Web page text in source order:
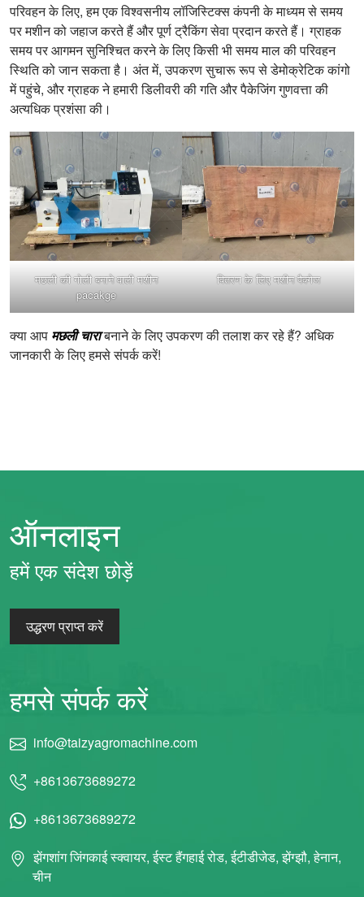
परिवहन के लिए, हम एक विश्वसनीय लॉजिस्टिक्स कंपनी के माध्यम से समय
पर मशीन को जहाज करते हैं और पूर्ण ट्रैकिंग सेवा प्रदान करते हैं। ग्राहक
समय पर आगमन सुनिश्चित करने के लिए किसी भी समय माल की परिवहन
स्थिति को जान सकता है। अंत में, उपकरण सुचारू रूप से डेमोक्रेटिक कांगो
में पहुंचे, और ग्राहक ने हमारी डिलीवरी की गति और पैकेजिंग गुणवत्ता की
अत्यधिक प्रशंसा की।
मछली की गोली बनाने वाली मशीन
pacakge
वितरण के लिए मशीन पैक्गेज
क्या आप मछली चाराबनाने के लिए उपकरण की तलाश कर रहे हैं? अधिक
जानकारी के लिए हमसे संपर्क करें!
ऑनलाइन
हमें एक संदेश छोड़ें
उद्धरण प्राप्त करें
हमसे संपर्क करें
info@taizyagromachine.com
+8613673689272
+8613673689272
झेंगशांग जिंगकाई स्क्वायर, ईस्ट हैंगहाई रोड, ईटीडीजेड, झेंग्झौ, हेनान,
चीन